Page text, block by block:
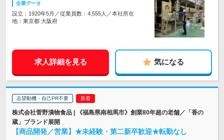
企業データ
設立：1920年5月／従業員数：4,555人／本社所在
地：東京都 大阪府
求人詳細を見る 気になる
志望動機・自己PR不要
株式会社菅野漬物食品 | 《福島県南相馬市》創業80年超の老舗／「香の
蔵」ブランド展開
【商品開発／営業】★未経験・第二新卒歓迎★転勤なし